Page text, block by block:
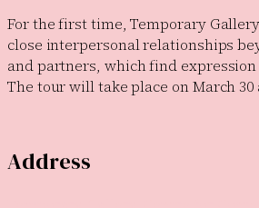
For the first time, Temporary
close interpersonal relationships
and partners, which find
The tour will take place on March 30
Address